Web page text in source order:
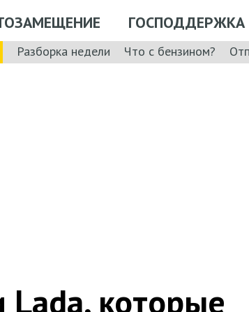
ГОСПОДДЕРЖКА
Разборка недели Что с бензином?
которые